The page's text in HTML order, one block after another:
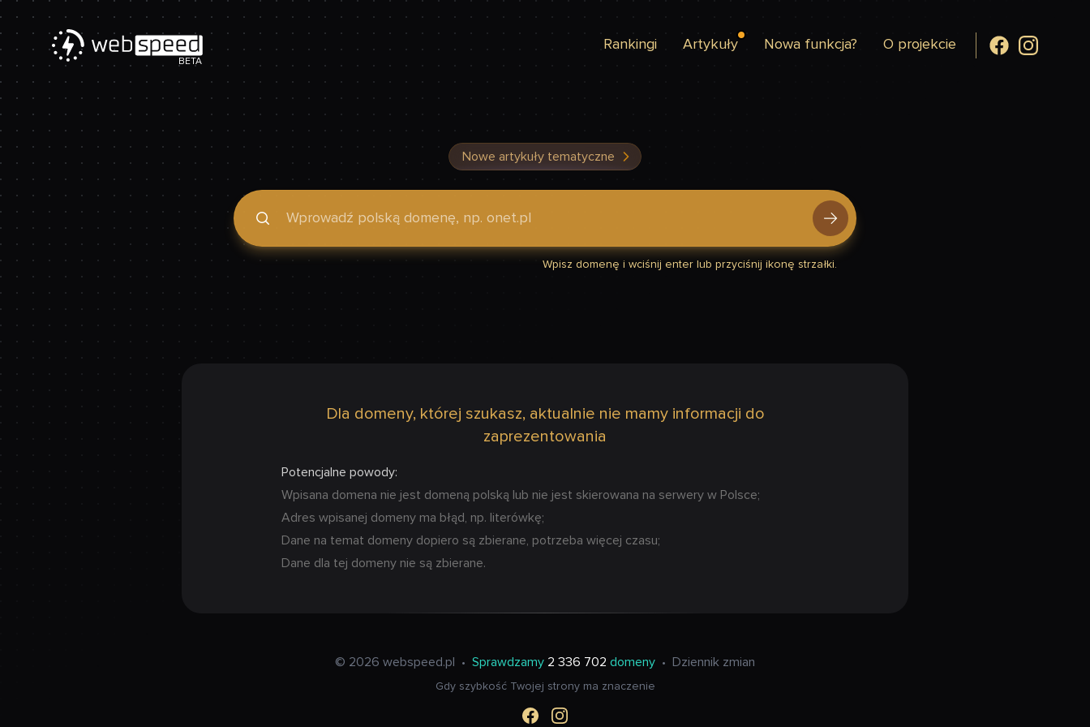
BETA
Rankingi Artykuły Nowa funkcja? O projekcie
Nowe artykuły tematyczne
Podaj domenę, by sprawdzić, czy Twoja strona jest szybka
Wpisz domenę i wciśnij enter lub przyciśnij ikonę strzałki.
Dla domeny, której szukasz, aktualnie nie mamy informacji do
zaprezentowania
Potencjalne powody:
Wpisana domena nie jest domeną polską lub nie jest skierowana na serwery w Polsce;
Adres wpisanej domeny ma błąd, np. literówkę;
Dane na temat domeny dopiero są zbierane, potrzeba więcej czasu;
Dane dla tej domeny nie są zbierane.
© 2026 webspeed.pl • Sprawdzamy 2 336 702 domeny • Dziennik zmian
Gdy szybkość Twojej strony ma znaczenie